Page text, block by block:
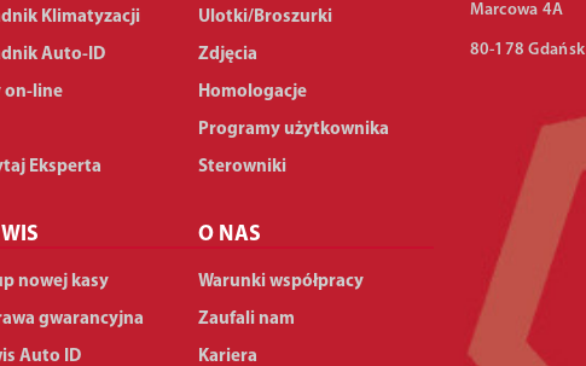
Klimatyzacji
Auto-ID
on-line
Eksperta
nowej kasy
gwarancyjna
Auto ID
Ulotki/Broszurki
Zdjęcia
Homologacje
Programy użytkownika
Sterowniki
O NAS
Warunki współpracy
Zaufali nam
Kariera
Marcowa 4A
80-178 Gdańsk